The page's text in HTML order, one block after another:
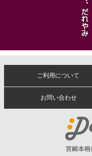
ご利用について
お問い合わせ